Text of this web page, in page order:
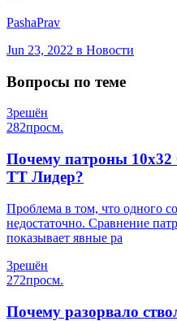
PashaPrav
Jun 23, 2022 в Новости
Вопросы по теме
3решён
282просм.
Почему патроны 10х32
ТТ Лидер?
Проблема в том, что одного
недостаточно. Сравнение
показывает явные ра
3решён
272просм.
Почему разорвало